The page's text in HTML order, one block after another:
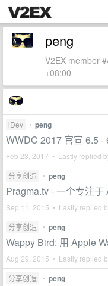
peng
V2EX member
+08:00
iDev • peng
WWDC 2017 官宣 6.5 -
Feb 23, 2017 • Lastly replied
分享创造 • peng
Pragma.tv - 一个专注
Sep 11, 2015 • Lastly replied
分享创造 • peng
Wappy Bird: 用 Apple
Aug 29, 2015 • Lastly replied
分享创造 • peng